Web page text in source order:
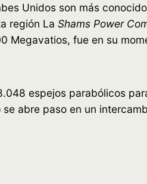
Unidos son más
región La Shams Power
Megavatios, fue en su
espejos parabólicos
abre paso en un